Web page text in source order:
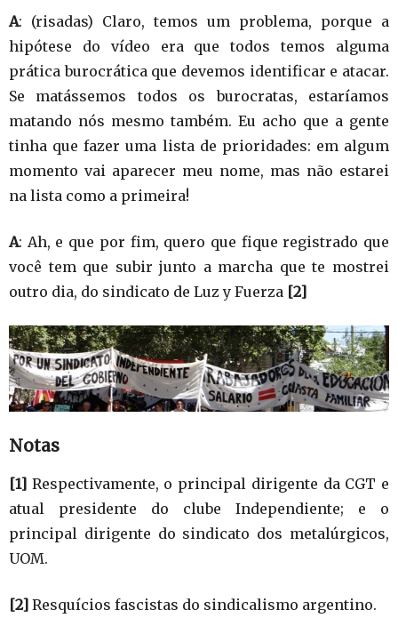
A: (risadas) Claro, temos um problema, porque a
hipótese do vídeo era que todos temos alguma
prática burocrática que devemos identificar e atacar.
Se matássemos todos os burocratas, estaríamos
matando nós mesmo também. Eu acho que a gente
tinha que fazer uma lista de prioridades: em algum
momento vai aparecer meu nome, mas não estarei
na lista como a primeira!
A: Ah, e que por fim, quero que fique registrado que
você tem que subir junto a marcha que te mostrei
outro dia, do sindicato de Luz y Fuerza [2]
Notas
[1] Respectivamente, o principal dirigente da CGT e
atual presidente do clube Independiente; e o
principal dirigente do sindicato dos metalúrgicos,
UOM.
[2] Resquícios fascistas do sindicalismo argentino.